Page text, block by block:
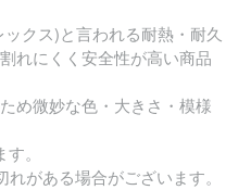
クス)と言われる耐熱・耐久
れにくく安全性が高い商品
め微妙な色・大きさ・模様
。
がある場合がございます。